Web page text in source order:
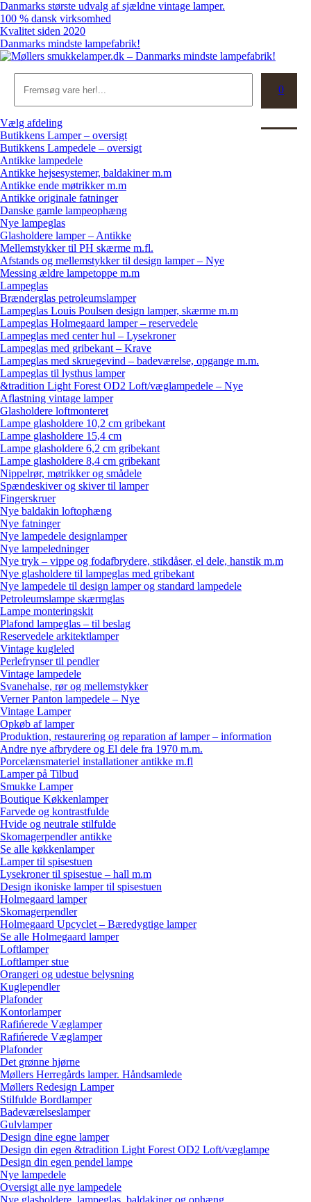
Skip
to
content
Danmarks største udvalg af sjældne vintage lamper.
100 % dansk virksomhed
Kvalitet siden 2020
Danmarks mindste lampefabrik!
0
Vælg afdeling
Butikkens Lamper – oversigt
Butikkens Lampedele – oversigt
Antikke lampedele
Antikke hejsesystemer, baldakiner m.m
Antikke ende møtrikker m.m
Antikke originale fatninger
Danske gamle lampeophæng
Nye lampeglas
Glasholdere lamper – Antikke
Mellemstykker til PH skærme m.fl.
Afstands og mellemstykker til design lamper – Nye
Messing ældre lampetoppe m.m
Lampeglas
Brænderglas petroleumslamper
Lampeglas Louis Poulsen design lamper, skærme m.m
Lampeglas Holmegaard lamper – reservedele
Lampeglas med center hul – Lysekroner
Lampeglas med gribekant – Krave
Lampeglas med skruegevind – badeværelse, opgange m.m.
Lampeglas til lysthus lamper
&tradition Light Forest OD2 Loft/væglampedele – Nye
Aflastning vintage lamper
Glasholdere loftmonteret
Lampe glasholdere 10,2 cm gribekant
Lampe glasholdere 15,4 cm
Lampe glasholdere 6,2 cm gribekant
Lampe glasholdere 8,4 cm gribekant
Nippelrør, møtrikker og smådele
Spændeskiver og skiver til lamper
Fingerskruer
Nye baldakin loftophæng
Nye fatninger
Nye lampedele designlamper
Nye lampeledninger
Nye tryk – vippe og fodafbrydere, stikdåser, el dele, hanstik m.m
Nye glasholdere til lampeglas med gribekant
Nye lampedele til design lamper og standard lampedele
Petroleumslampe skærmglas
Lampe monteringskit
Plafond lampeglas – til beslag
Reservedele arkitektlamper
Vintage kugleled
Perlefrynser til pendler
Vintage lampedele
Svanehalse, rør og mellemstykker
Verner Panton lampedele – Nye
Vintage Lamper
Opkøb af lamper
Produktion, restaurering og reparation af lamper – information
Andre nye afbrydere og El dele fra 1970 m.m.
Porcelænsmateriel installationer antikke m.fl
Lamper på Tilbud
Smukke Lamper
Boutique Køkkenlamper
Farvede og kontrastfulde
Hvide og neutrale stilfulde
Skomagerpendler antikke
Se alle køkkenlamper
Lamper til spisestuen
Lysekroner til spisestue – hall m.m
Design ikoniske lamper til spisestuen
Holmegaard lamper
Skomagerpendler
Holmegaard Upcyclet – Bæredygtige lamper
Se alle Holmegaard lamper
Loftlamper
Loftlamper stue
Orangeri og udestue belysning
Kuglependler
Plafonder
Kontorlamper
Rafińerede Væglamper
Rafińerede Væglamper
Plafonder
Det grønne hjørne
Møllers Herregårds lamper. Håndsamlede
Møllers Redesign Lamper
Stilfulde Bordlamper
Badeværelseslamper
Gulvlamper
Design dine egne lamper
Design din egen &tradition Light Forest OD2 Loft/væglampe
Design din egen pendel lampe
Nye lampedele
Oversigt alle nye lampedele
Nye glasholdere, lampeglas, baldakiner og ophæng